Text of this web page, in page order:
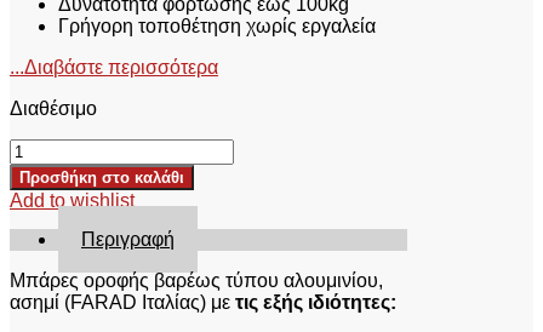
Δυνατότητα φόρτωσης έως 100kg
Γρήγορη τοποθέτηση χωρίς εργαλεία
...Διαβάστε περισσότερα
Διαθέσιμο
ΜΠΑΡΕΣ
ΟΡΟΦΗΣ
FARAD
BM
055
AUDI
Q3
2011+
Προσθήκη στο καλάθι
Add to wishlist
Περιγραφή
Mπάρες οροφής βαρέως τύπου αλουμινίου,
ασημί (FARAD Ιταλίας) με τις εξής ιδιότητες: